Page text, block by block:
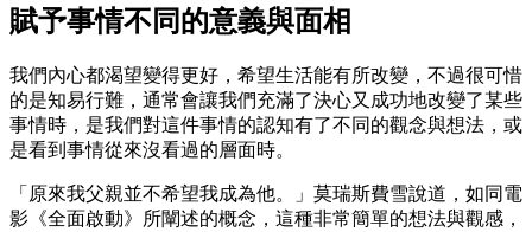
賦予事情不同的意義與面相
我們內心都渴望變得更好，希望生活能有所改變，不過很可惜
的是知易行難，通常會讓我們充滿了決心又成功地改變了某些
事情時，是我們對這件事情的認知有了不同的觀念與想法，或
是看到事情從來沒看過的層面時。
「原來我父親並不希望我成為他。」莫瑞斯費雪說道，如同電
影《全面啟動》所闡述的概念，這種非常簡單的想法與觀感，